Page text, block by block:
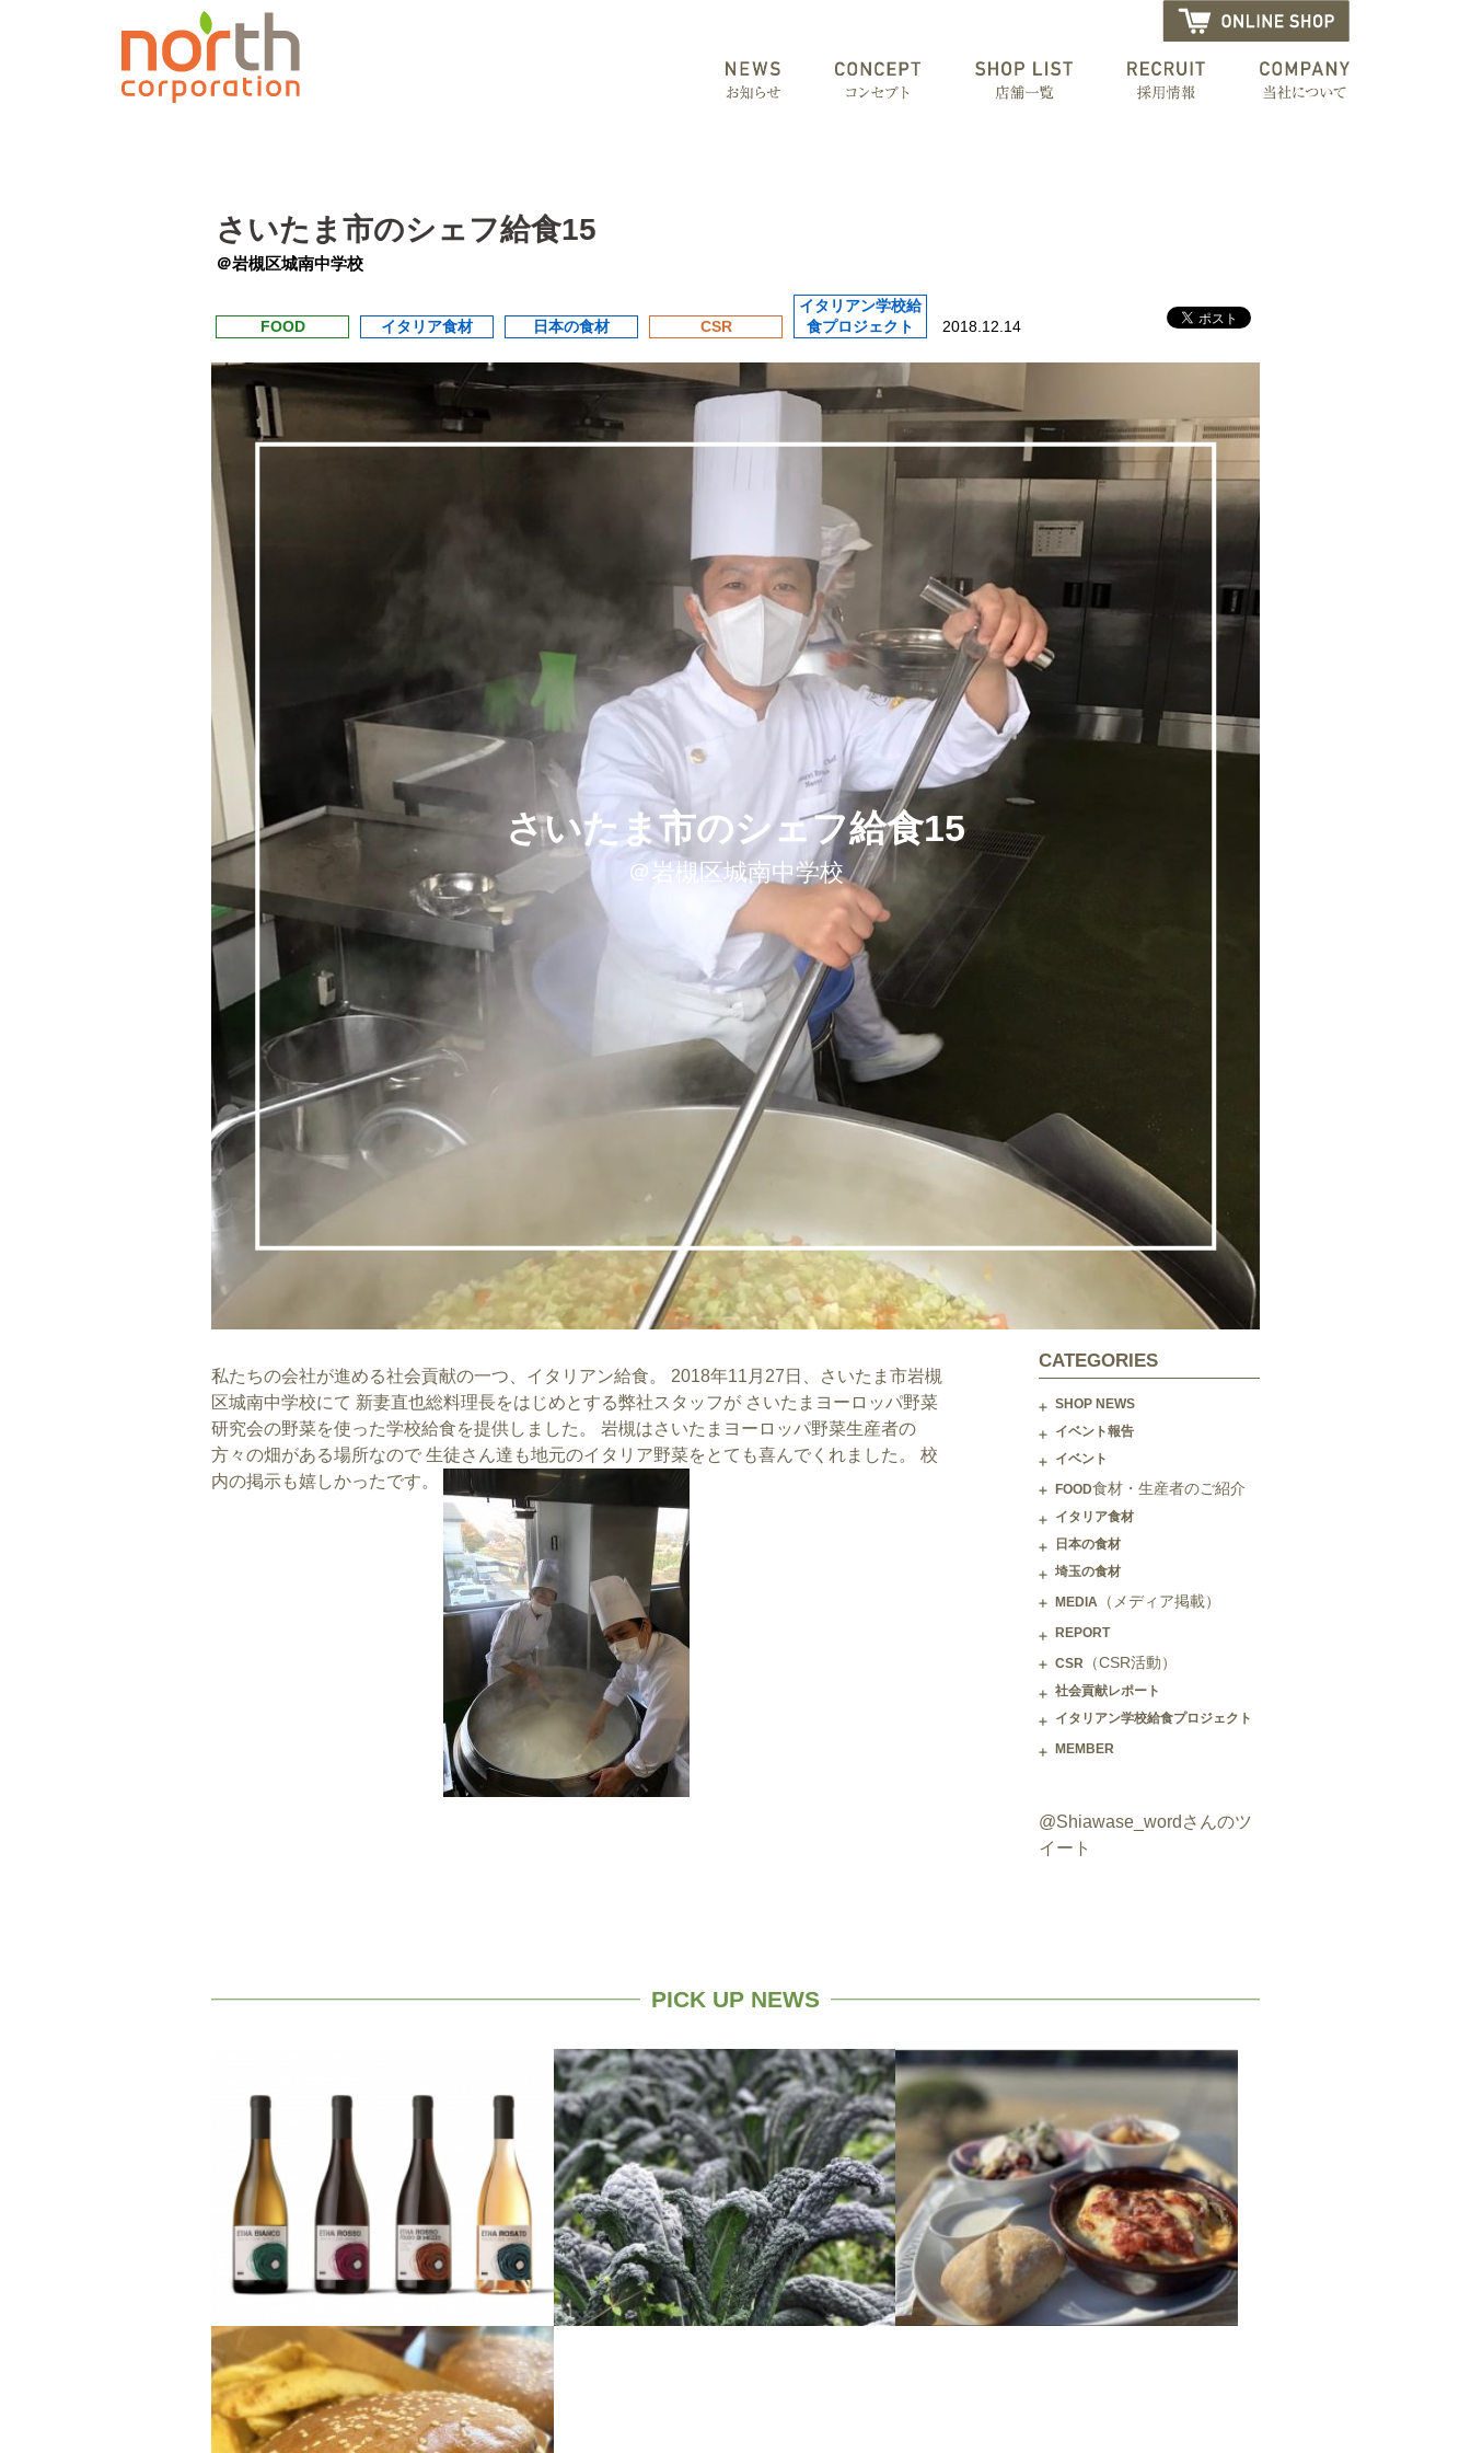
さいたま市のシェフ給食15
＠岩槻区城南中学校
FOOD イタリア食材 日本の食材 CSR
イタリアン学校給
食プロジェクト
2018.12.14
さいたま市のシェフ給食15
＠岩槻区城南中学校
私たちの会社が進める社会貢献の一つ、イタリアン給食。 2018年11月27日、さいたま市岩槻
区城南中学校にて 新妻直也総料理長をはじめとする弊社スタッフが さいたまヨーロッパ野菜
研究会の野菜を使った学校給食を提供しました。 岩槻はさいたまヨーロッパ野菜生産者の
方々の畑がある場所なので 生徒さん達も地元のイタリア野菜をとても喜んでくれました。 校
内の掲示も嬉しかったです。
CATEGORIES
SHOP NEWS
イベント報告
イベント
FOOD食材・生産者のご紹介
イタリア食材
日本の食材
埼玉の食材
MEDIA （メディア掲載）
REPORT
CSR
（CSR活動）
社会貢献レポート
イタリアン学校給食プロジェクト
MEMBER
@Shiawase_wordさんのツ
イート
PICK UP NEWS